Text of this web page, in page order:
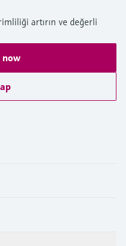
artırın ve değerli
now